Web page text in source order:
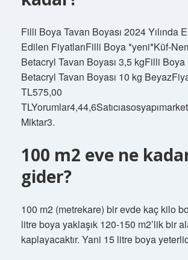
Filli Boya Tavan Boyası 2024 Yılında
Edilen FiyatlarıFilli Boya *yeni*Küf-
Betacryl Tavan Boyası 3,5 kgFilli Boya
Betacryl Tavan Boyası 10 kg
TL575,00
Miktar3.
100 m2 eve ne
gider?
100 m2 (metrekare) bir evde kaç kilo
litre boya yaklaşık 120-150 m2’lik bir
kaplayacaktır. Yani 15 litre boya